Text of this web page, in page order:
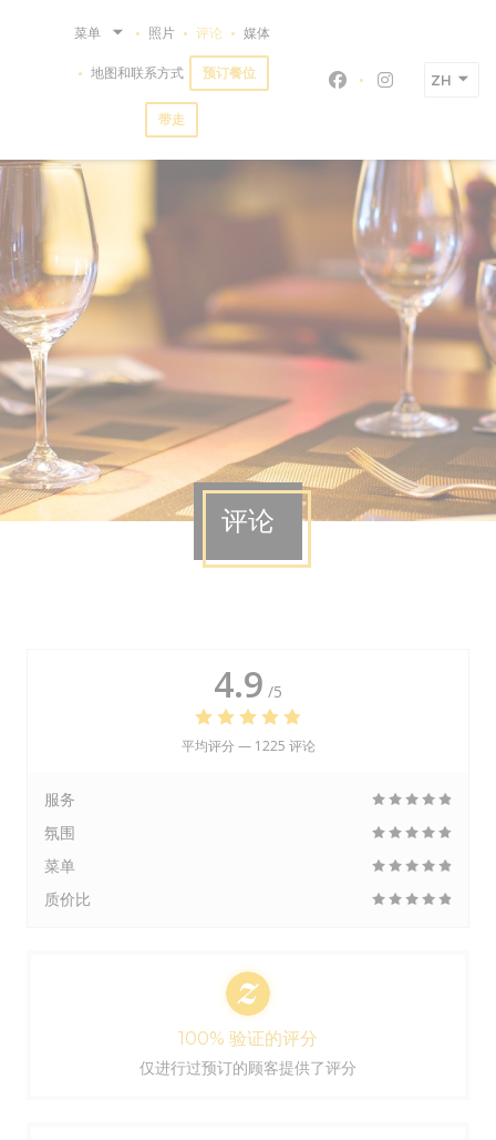
菜单 照片 评论 媒体
地图和联系方式 预订餐位
带走
Facebook ((在新窗
Instagram ((
ZH
评论
4.9 /5
平均评分 — 1225 评论
服务
氛围
菜单
质价比
100% 验证的评分
仅进行过预订的顾客提供了评分